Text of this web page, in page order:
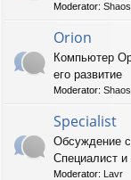
Moderator: Shaos
Orion
Компьютер
его развитие
Moderator: Shaos
Specialist
Обсуждение
Специалист и
Moderator: Lavr